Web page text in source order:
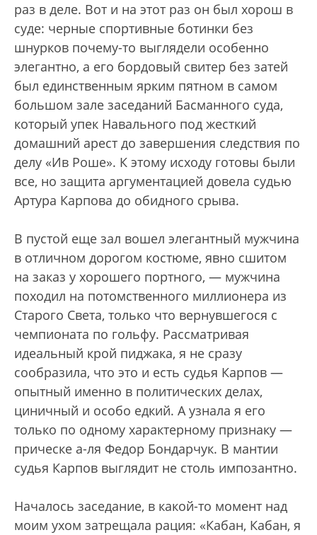
раз в деле. Вот и на этот раз он был хорош в
суде: черные спортивные ботинки без
шнурков почему-то выглядели особенно
элегантно, а его бордовый свитер без затей
был единственным ярким пятном в самом
большом зале заседаний Басманного суда,
который упек Навального под жесткий
домашний арест до завершения следствия по
делу «Ив Роше». К этому исходу готовы были
все, но защита аргументацией довела судью
Артура Карпова до обидного срыва.
В пустой еще зал вошел элегантный мужчина
в отличном дорогом костюме, явно сшитом
на заказ у хорошего портного, — мужчина
походил на потомственного миллионера из
Старого Света, только что вернувшегося с
чемпионата по гольфу. Рассматривая
идеальный крой пиджака, я не сразу
сообразила, что это и есть судья Карпов —
опытный именно в политических делах,
циничный и особо едкий. А узнала я его
только по одному характерному признаку —
прическе а-ля Федор Бондарчук. В мантии
судья Карпов выглядит не столь импозантно.
Началось заседание, в какой-то момент над
моим ухом затрещала рация: «Кабан, Кабан, я